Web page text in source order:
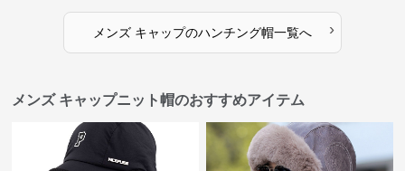
メンズ キャップのハンチング帽一覧へ ›
メンズ キャップニット帽のおすすめアイテム